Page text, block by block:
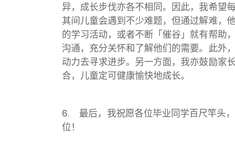
异，成长步伐亦各不相同。因此，我希望
其间儿童会遇到不少难题，但通过解难，
的学习活动，或者不断「催谷」就有帮助
沟通，充分关怀和了解他们的需要。此外
动力去寻求进步。另一方面，我亦鼓励家
合，儿童定可健康愉快地成长。
6. 最后，我祝愿各位毕业同学百尺竿头
位！